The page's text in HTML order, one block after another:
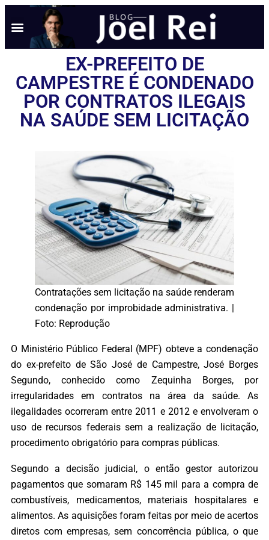
EX-PREFEITO DE
CAMPESTRE É CONDENADO
POR CONTRATOS ILEGAIS
NA SAÚDE SEM LICITAÇÃO
Contratações sem licitação na saúde renderam
condenação por improbidade administrativa. |
Foto: Reprodução
O Ministério Público Federal (MPF) obteve a condenação
do ex-prefeito de São José de Campestre, José Borges
Segundo, conhecido como Zequinha Borges, por
irregularidades em contratos na área da saúde. As
ilegalidades ocorreram entre 2011 e 2012 e envolveram o
uso de recursos federais sem a realização de licitação,
procedimento obrigatório para compras públicas.
Segundo a decisão judicial, o então gestor autorizou
pagamentos que somaram R$ 145 mil para a compra de
combustíveis, medicamentos, materiais hospitalares e
alimentos. As aquisições foram feitas por meio de acertos
diretos com empresas, sem concorrência pública, o que